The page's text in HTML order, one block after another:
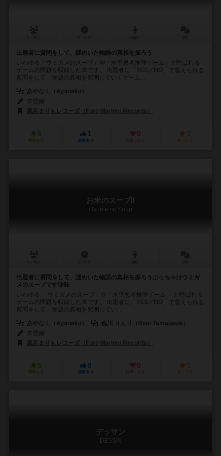
出題者に質問をして、謎めいた物語の真相を探ろう
いわゆる「ウミガメのスープ」や「水平思考推理ゲーム」と呼ばれる
ゲームの問題を収録した本です。 出題者に「YES／NO」で答えられる
質問をして、物語の真相を究明していくゲーム...
あやなく（Ayanaku）
風呂まりもレコーズ（Furo Marimo Records）
6
興味あり
1
経験あり
0
お気に入り
2
持ってる
お米のスープⅡ
Okome no Soup
出題者に質問をして、謎めいた物語の真相を探ろうぶっちゃけウミガ
メのスープです珍味
いわゆる 「ウミガメのスープ」や「水平思考推理ゲーム」 と呼ばれる
ゲームの問題を収録した本です。 出題者に「YES／NO」で答えられる
質問をして、物語の真相を究明してい...
あやなく（Ayanaku）
魂川 りんり（Rinri Tamagawa）
風呂まりもレコーズ（Furo Marimo Records）
5
興味あり
0
経験あり
0
お気に入り
1
持ってる
デッサン
DESSIN